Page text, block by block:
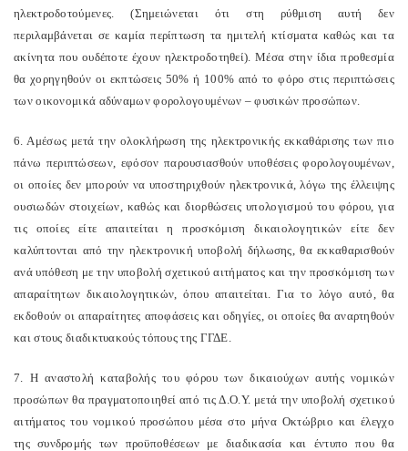
ηλεκτροδοτούμενες. (Σημειώνεται ότι στη ρύθμιση αυτή δεν
περιλαμβάνεται σε καμία περίπτωση τα ημιτελή κτίσματα καθώς και τα
ακίνητα που ουδέποτε έχουν ηλεκτροδοτηθεί). Μέσα στην ίδια προθεσμία
θα χορηγηθούν οι εκπτώσεις 50% ή 100% από το φόρο στις περιπτώσεις
των οικονομικά αδύναμων φορολογουμένων – φυσικών προσώπων.
6. Αμέσως μετά την ολοκλήρωση της ηλεκτρονικής εκκαθάρισης των πιο
πάνω περιπτώσεων, εφόσον παρουσιασθούν υποθέσεις φορολογουμένων,
οι οποίες δεν μπορούν να υποστηριχθούν ηλεκτρονικά, λόγω της έλλειψης
ουσιωδών στοιχείων, καθώς και διορθώσεις υπολογισμού του φόρου, για
τις οποίες είτε απαιτείται η προσκόμιση δικαιολογητικών είτε δεν
καλύπτονται από την ηλεκτρονική υποβολή δήλωσης, θα εκκαθαρισθούν
ανά υπόθεση με την υποβολή σχετικού αιτήματος και την προσκόμιση των
απαραίτητων δικαιολογητικών, όπου απαιτείται. Για το λόγο αυτό, θα
εκδοθούν οι απαραίτητες αποφάσεις και οδηγίες, οι οποίες θα αναρτηθούν
και στους διαδικτυακούς τόπους της ΓΓΔΕ.
7. Η αναστολή καταβολής του φόρου των δικαιούχων αυτής νομικών
προσώπων θα πραγματοποιηθεί από τις Δ.Ο.Υ. μετά την υποβολή σχετικού
αιτήματος του νομικού προσώπου μέσα στο μήνα Οκτώβριο και έλεγχο
της συνδρομής των προϋποθέσεων με διαδικασία και έντυπο που θα